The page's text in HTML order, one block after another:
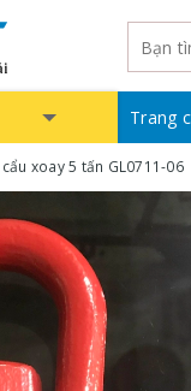
Trang
xoay 5 tấn GL0711-06